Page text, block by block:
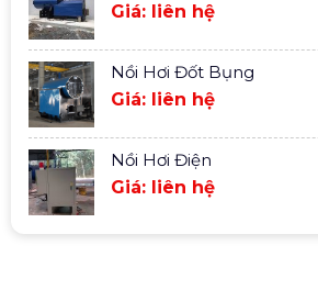
Giá: liên hệ
Nồi Hơi Đốt Bụng
Giá: liên hệ
Nồi Hơi Điện
Giá: liên hệ